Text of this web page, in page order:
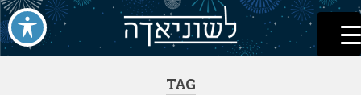
דלג
לתוכן
לשוניאדה
עברית. לשון. שפה
TAG